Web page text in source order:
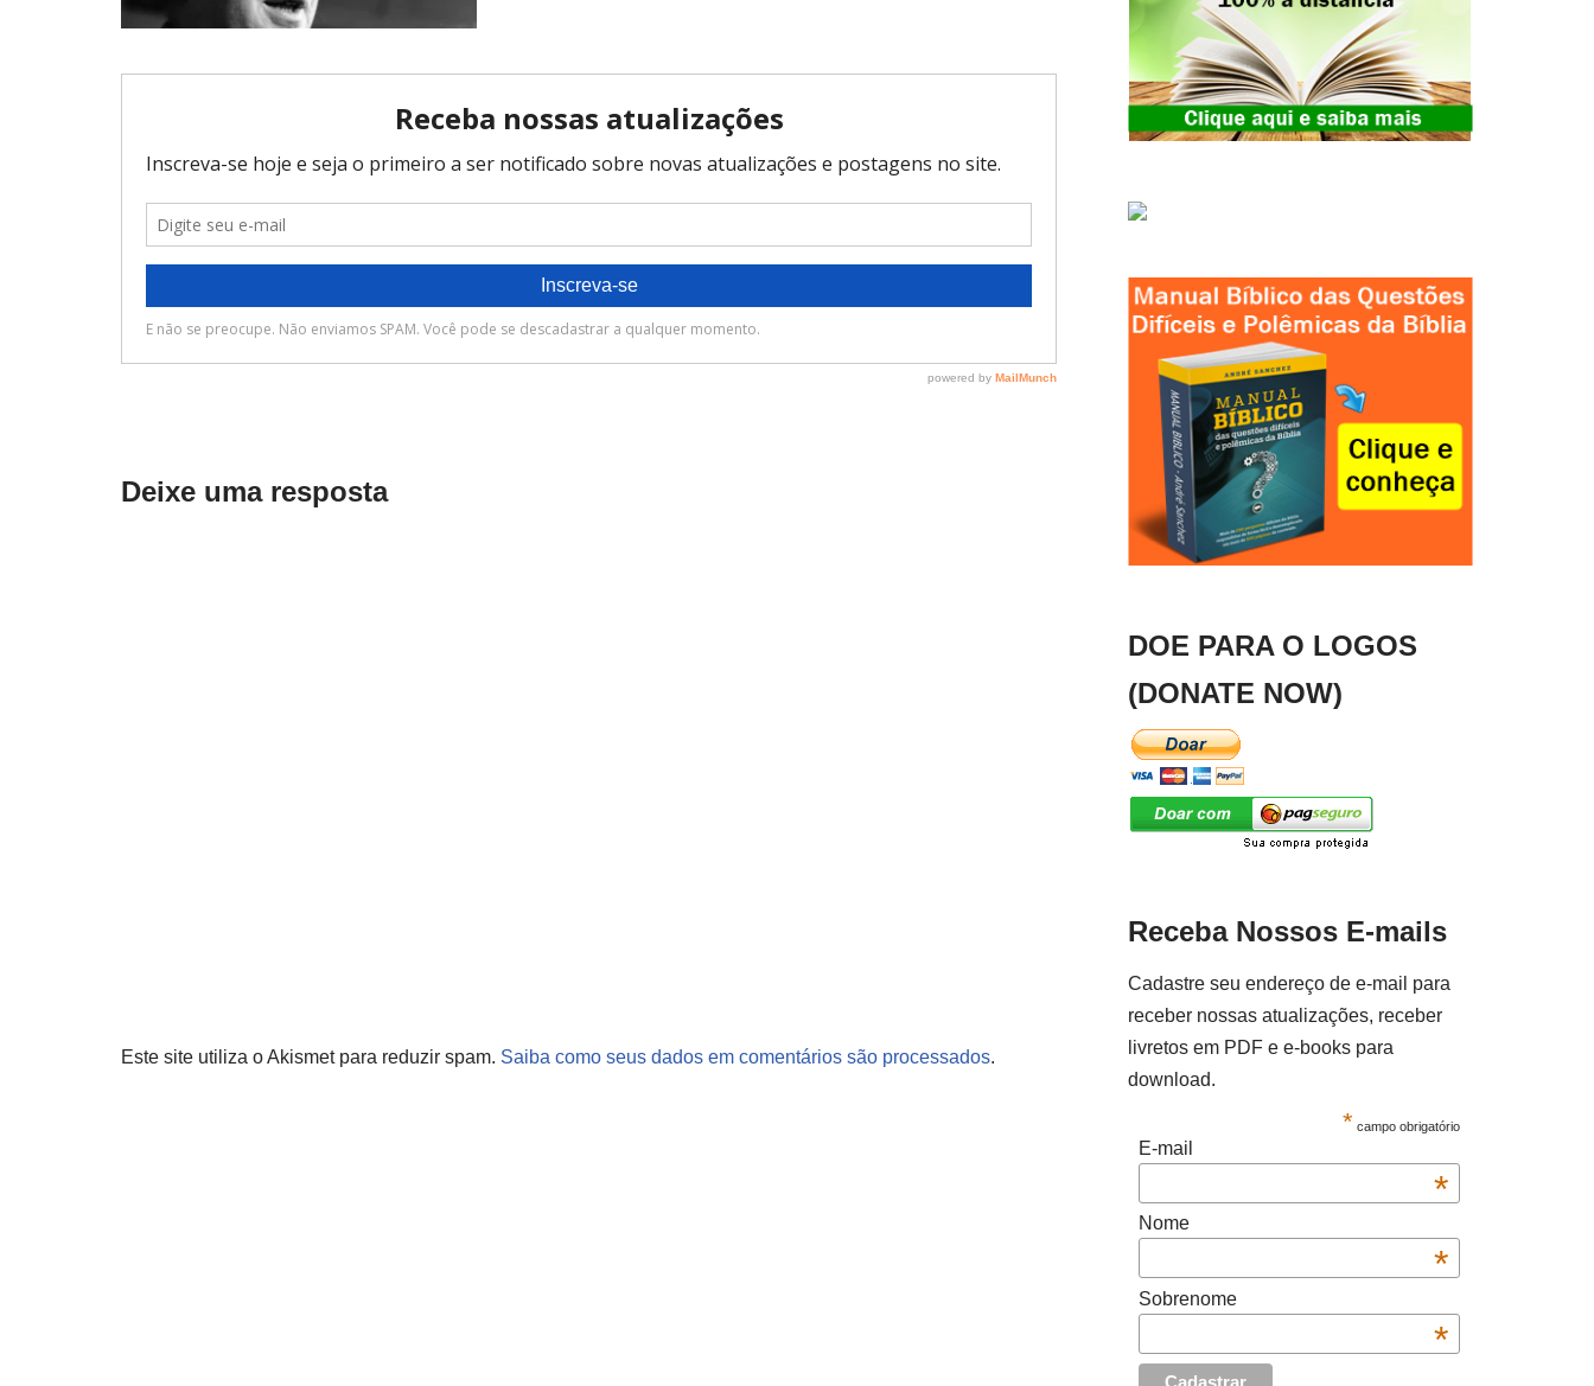
Deixe uma resposta
Este site utiliza o Akismet para reduzir spam. Saiba como seus dados em comentários são processados.
DOE PARA O LOGOS
(DONATE NOW)
Receba Nossos E-mails
Cadastre seu endereço de e-mail para
receber nossas atualizações, receber
livretos em PDF e e-books para
download.
* campo obrigatório
E-mail
*
Nome
*
Sobrenome
*